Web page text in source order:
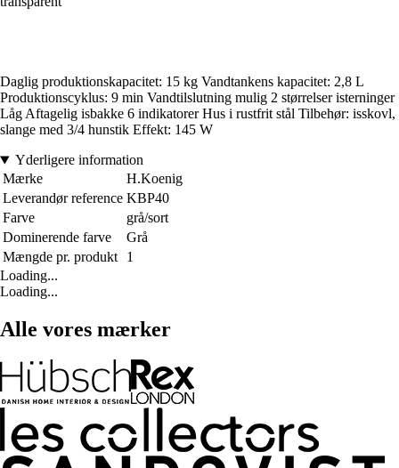
Daglig produktionskapacitet: 15 kg Vandtankens kapacitet: 2,8 L
Produktionscyklus: 9 min Vandtilslutning mulig 2 størrelser isterninger
Låg Aftagelig isbakke 6 indikatorer Hus i rustfrit stål Tilbehør: isskovl,
slange med 3/4 hunstik Effekt: 145 W
Yderligere information
Mærke
H.Koenig
Leverandør reference KBP40
Farve
grå/sort
Dominerende farve
Grå
Mængde pr. produkt
1
Loading...
Loading...
Alle vores mærker